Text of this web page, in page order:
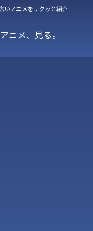
いアニメをサクッと紹介
アニメ、見る。